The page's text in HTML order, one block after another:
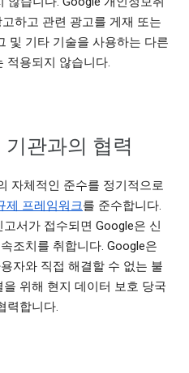
하고 관련 광고를 게재 또는
및 기타 기술을 사용하는 다른
적용되지 않습니다.
관과의 협력
자체적인 준수를 정기적으로
제 프레임워크를 준수합니다.
서가 접수되면 Google은 신
조치를 취합니다. Google은
자와 직접 해결할 수 없는 불
위해 현지 데이터 보호 당국
력합니다.